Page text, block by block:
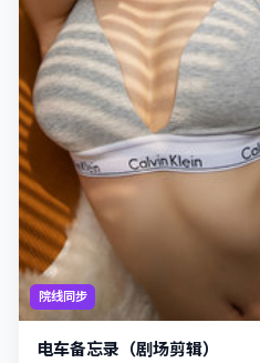
院线同步
电车备忘录（剧场剪辑）